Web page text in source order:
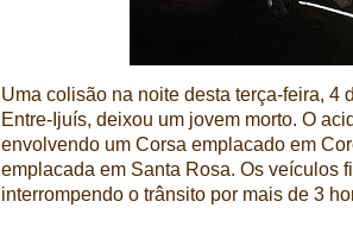
Uma colisão na noite desta terça-feira, 4
Entre-Ijuís, deixou um jovem morto. O
envolvendo um Corsa emplacado em
emplacada em Santa Rosa. Os veículos
interrompendo o trânsito por mais de 3